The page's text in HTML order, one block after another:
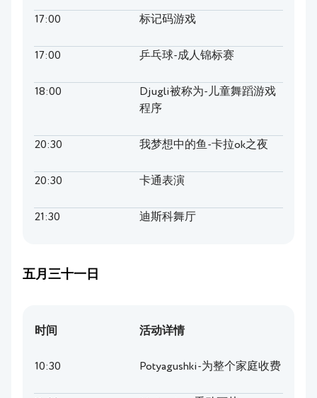
17:00 标记码游戏
17:00 乒乓球-成人锦标赛
18:00
Djugli被称为-儿童舞蹈游戏
程序
20:30 我梦想中的鱼-卡拉ok之夜
20:30 卡通表演
21:30 迪斯科舞厅
五月三十一日
时间 活动详情
10:30 Potyagushki-为整个家庭收费